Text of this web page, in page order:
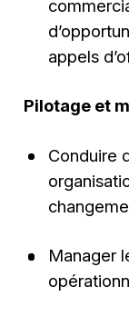
appels
Pilotage et
Conduire
Manager